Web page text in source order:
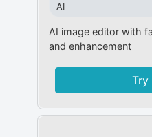
AI
AI image editor with
and enhancement
Try